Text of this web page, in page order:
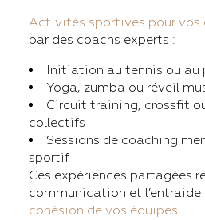
Activités sportives pour vos
par des coachs experts :
Initiation au tennis ou au
Yoga, zumba ou réveil
Circuit training, crossfit
collectifs
Sessions de coaching
sportif
Ces expériences partagées
communication et l’entraide
cohésion de vos équipes